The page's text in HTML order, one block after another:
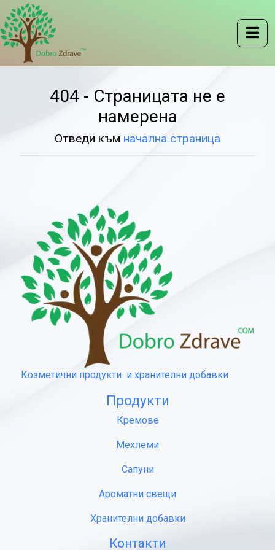
404 - Страницата не е
намерена
Отведи към начална страница
Козметични продукти и хранителни добавки
Продукти
Кремове
Мехлеми
Сапуни
Ароматни свещи
Хранителни добавки
Контакти